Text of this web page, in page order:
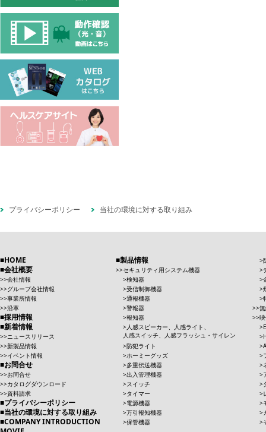
プライバシーポリシー 当社の環境に対する取り組み
HOME
会社概要
会社情報
グループ会社情報
事業所情報
沿革
採用情報
新着情報
ニュースリリース
新製品情報
イベント情報
お問合せ
お問合せ
カタログダウンロード
資料請求
プライバシーポリシー
当社の環境に対する取り組み
COMPANY INTRODUCTION
製品情報
セキュリティ用システム機器
検知器
受信制御機器
通報機器
警報器
報知器
人感スピーカー、人感ライト、
人感スイッチ、人感フラッシュ・サイレン
防犯ライト
ホーミーグッズ
多重伝送機器
出入管理機器
スイッチ
タイマー
電源機器
万引報知機器
保管機器